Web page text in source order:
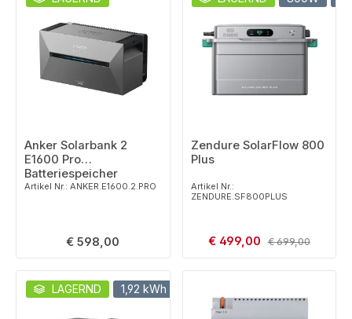
Anker Solarbank 2
E1600 Pro
Batteriespeicher
Artikel Nr.: ANKER.E1600.2.PRO
Regulärer Preis:
€ 598,00
Zendure SolarFlow 800
Plus
Artikel Nr.:
ZENDURE.SF800PLUS
Verkaufspreis:
€ 499,00 Regulärer Preis:
€ 699,00
LAGERND 1,92 kWh